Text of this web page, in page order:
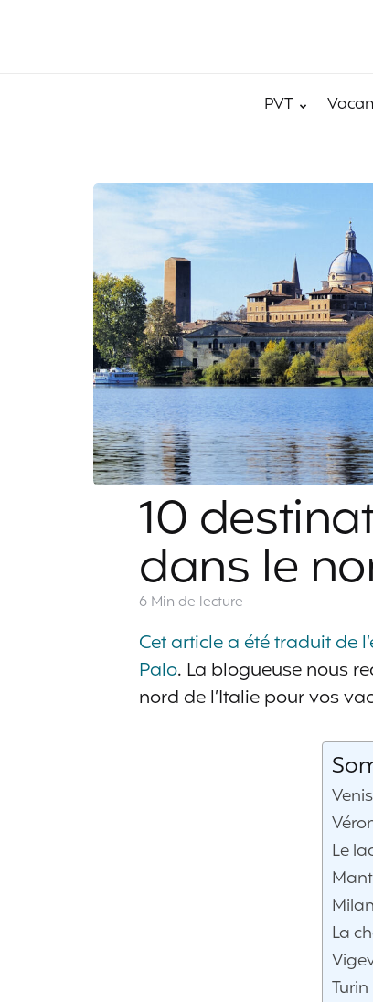
PVT
10
dans le
6 Min de lecture
Cet article a été traduit de
Palo. La blogueuse nous
nord de l’Italie pour vos
Le
Milan
La
Turin